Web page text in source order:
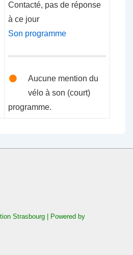
Contacté, pas de réponse
à ce jour
Son programme
Aucune mention du
vélo à son (court)
programme.
Strasbourg
| Powered by